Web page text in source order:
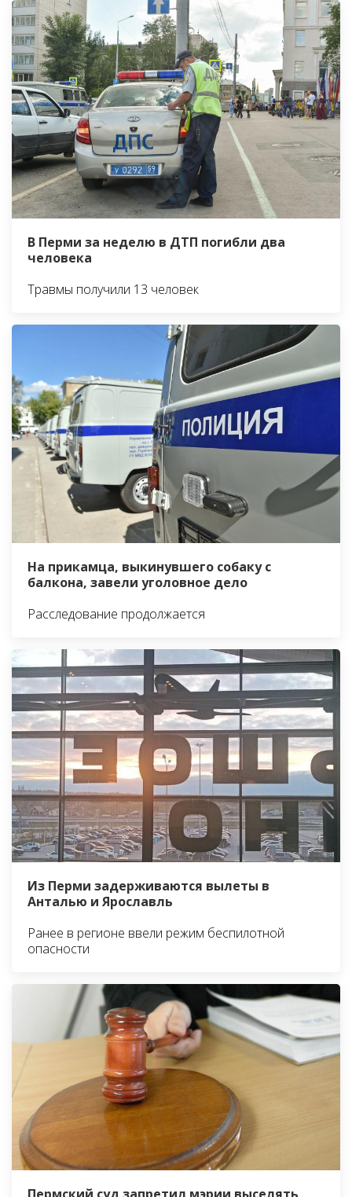
В Перми за неделю в ДТП погибли два
человека
Травмы получили 13 человек
На прикамца, выкинувшего собаку с
балкона, завели уголовное дело
Расследование продолжается
Из Перми задерживаются вылеты в
Анталью и Ярославль
Ранее в регионе ввели режим беспилотной
опасности